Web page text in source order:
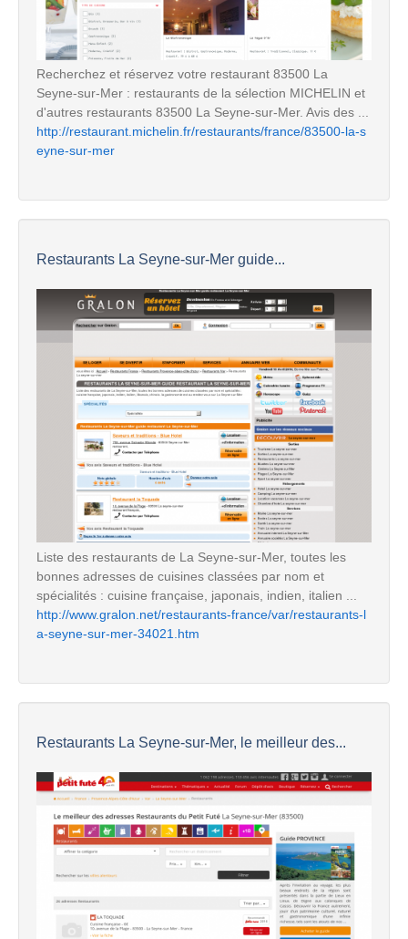
Recherchez et réservez votre restaurant 83500 La
Seyne-sur-Mer : restaurants de la sélection MICHELIN et
d'autres restaurants 83500 La Seyne-sur-Mer. Avis des ...
http://restaurant.michelin.fr/restaurants/france/83500-la-s
eyne-sur-mer
Restaurants La Seyne-sur-Mer guide...
Liste des restaurants de La Seyne-sur-Mer, toutes les
bonnes adresses de cuisines classées par nom et
spécialités : cuisine française, japonais, indien, italien ...
http://www.gralon.net/restaurants-france/var/restaurants-l
a-seyne-sur-mer-34021.htm
Restaurants La Seyne-sur-Mer, le meilleur des...